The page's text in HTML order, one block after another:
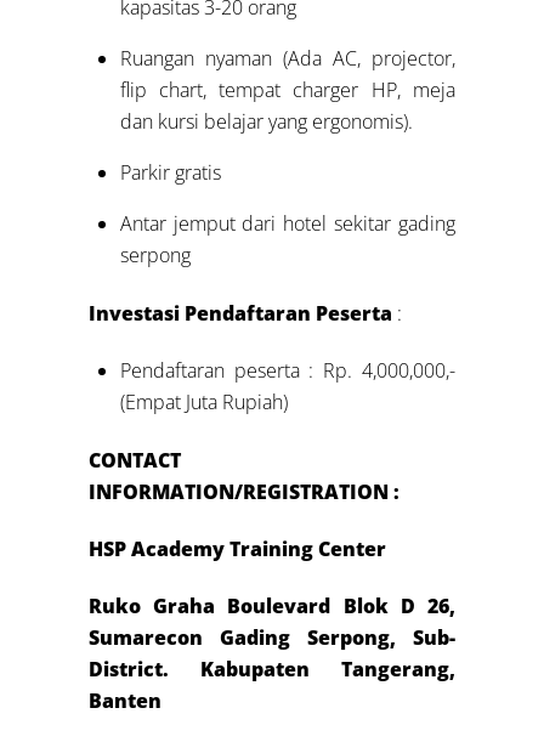
kapasitas 3-20 orang
Ruangan nyaman (Ada AC, projector,
flip chart, tempat charger HP, meja
dan kursi belajar yang ergonomis).
Parkir gratis
Antar jemput dari hotel sekitar gading
serpong
Investasi Pendaftaran Peserta :
Pendaftaran peserta : Rp. 4,000,000,-
(Empat Juta Rupiah)
CONTACT
INFORMATION/REGISTRATION :
HSP Academy Training Center
Ruko Graha Boulevard Blok D 26,
Sumarecon Gading Serpong, Sub-
District. Kabupaten Tangerang,
Banten